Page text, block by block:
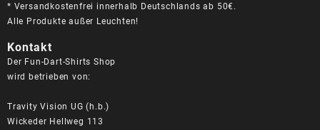
* Versandkostenfrei innerhalb Deutschlands ab 50€.
Alle Produkte außer Leuchten!
Kontakt
Der Fun-Dart-Shirts Shop
wird betrieben von:
Travity Vision UG (h.b.)
Wickeder Hellweg 113